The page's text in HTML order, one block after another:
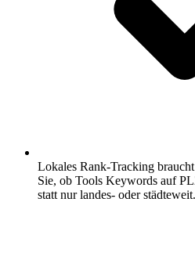
Lokales Rank-Tracking
Sie, ob Tools Keywords auf
statt nur landes- oder städteweit.